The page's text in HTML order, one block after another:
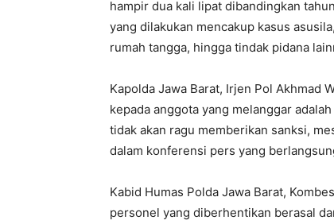
hampir dua kali lipat dibandingkan
yang dilakukan mencakup kasus
rumah tangga, hingga tindak pidana
Kapolda Jawa Barat, Irjen Pol Akhmad
kepada anggota yang melanggar
tidak akan ragu memberikan sanksi,
dalam konferensi pers yang
Kabid Humas Polda Jawa Barat,
personel yang diberhentikan berasal